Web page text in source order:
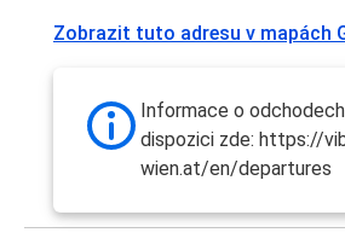
Zobrazit tuto adresu v mapách
Informace o
dispozici zde: https://
wien.at/en/departures